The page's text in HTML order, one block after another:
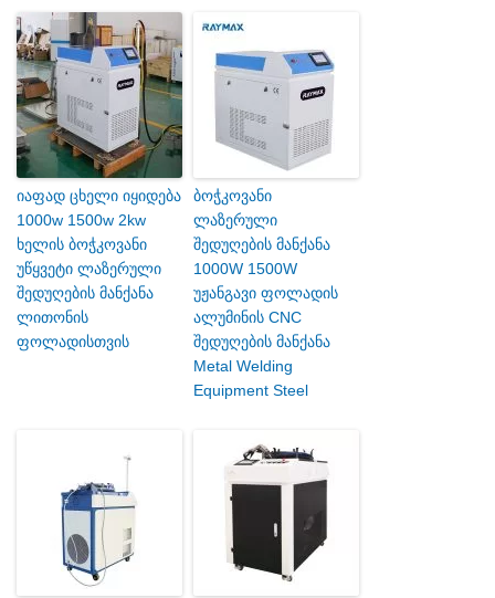
იაფად ცხელი იყიდება
1000w 1500w 2kw
ხელის ბოჭკოვანი
უწყვეტი ლაზერული
შედუღების მანქანა
ლითონის
ფოლადისთვის
ბოჭკოვანი
ლაზერული
შედუღების მანქანა
1000W 1500W
უჟანგავი ფოლადის
ალუმინის CNC
შედუღების მანქანა
Metal Welding
Equipment Steel